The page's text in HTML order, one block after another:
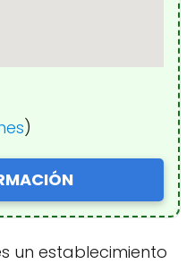
)
un establecimiento